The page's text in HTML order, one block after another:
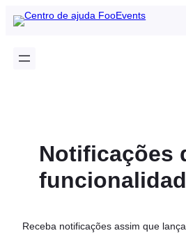
Saltar
para
conteúdo
Notificações
Receba notificações assim que